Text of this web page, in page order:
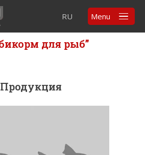
RU Menu
для рыб”
Продукция